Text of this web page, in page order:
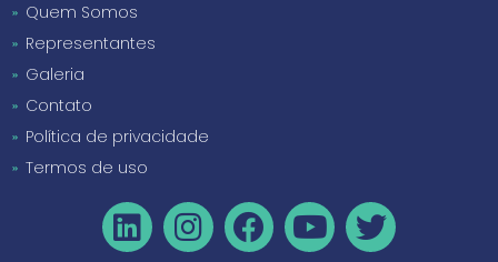
Quem Somos
Representantes
Galeria
Contato
Política de privacidade
Termos de uso